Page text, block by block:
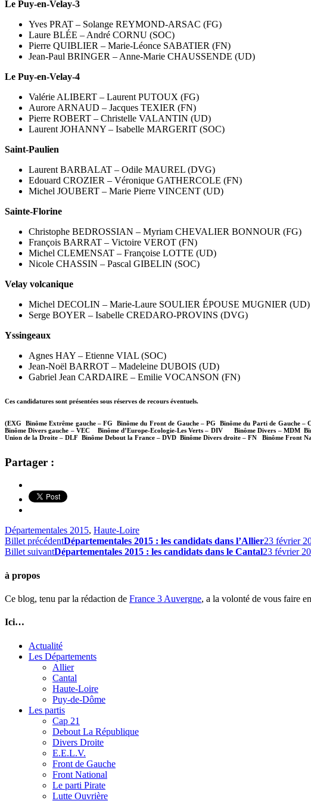
Le Puy-en-Velay-3
Yves PRAT – Solange REYMOND-ARSAC (FG)
Laure BLÉE – André CORNU (SOC)
Pierre QUIBLIER – Marie-Léonce SABATIER (FN)
Jean-Paul BRINGER – Anne-Marie CHAUSSENDE (UD)
Le Puy-en-Velay-4
Valérie ALIBERT – Laurent PUTOUX (FG)
Aurore ARNAUD – Jacques TEXIER (FN)
Pierre ROBERT – Christelle VALANTIN (UD)
Laurent JOHANNY – Isabelle MARGERIT (SOC)
Saint-Paulien
Laurent BARBALAT – Odile MAUREL (DVG)
Edouard CROZIER – Véronique GATHERCOLE (FN)
Michel JOUBERT – Marie Pierre VINCENT (UD)
Sainte-Florine
Christophe BEDROSSIAN – Myriam CHEVALIER BONNOUR (FG)
François BARRAT – Victoire VEROT (FN)
Michel CLEMENSAT – Françoise LOTTE (UD)
Nicole CHASSIN – Pascal GIBELIN (SOC)
Velay volcanique
Michel DECOLIN – Marie-Laure SOULIER ÉPOUSE MUGNIER (UD)
Serge BOYER – Isabelle CREDARO-PROVINS (DVG)
Yssingeaux
Agnes HAY – Etienne VIAL (SOC)
Jean-Noël BARROT – Madeleine DUBOIS (UD)
Gabriel Jean CARDAIRE – Emilie VOCANSON (FN)
Ces candidatures sont présentées sous réserves de recours éventuels.
(EXG Binôme Extrême gauche – FG Binôme du Front de Gauche – PG Binôme du Parti de Gauche
Binôme Divers gauche – VEC Binôme d’Europe-Ecologie-Les Verts – DIV Binôme Divers – MDM
Union de la Droite – DLF Binôme Debout la France – DVD Binôme Divers droite – FN Binôme Front
Partager :
Départementales 2015, Haute-Loire
Billet précédentDépartementales 2015 : les candidats dans l’Allier23 février
Billet suivantDépartementales 2015 : les candidats dans le Cantal23 février
à propos
Ce blog, tenu par la rédaction de France 3 Auvergne, a la volonté de vous faire
Ici…
Actualité
Les Départements
Allier
Cantal
Haute-Loire
Puy-de-Dôme
Les partis
Cap 21
Debout La République
Divers Droite
E.E.L.V.
Front de Gauche
Front National
Le parti Pirate
Lutte Ouvrière